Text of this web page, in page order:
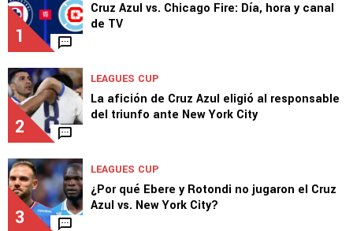
1
Cruz Azul vs. Chicago Fire: Día, hora y canal
de TV
2
LEAGUES CUP
La afición de Cruz Azul eligió al responsable
del triunfo ante New York City
3
LEAGUES CUP
¿Por qué Ebere y Rotondi no jugaron el Cruz
Azul vs. New York City?